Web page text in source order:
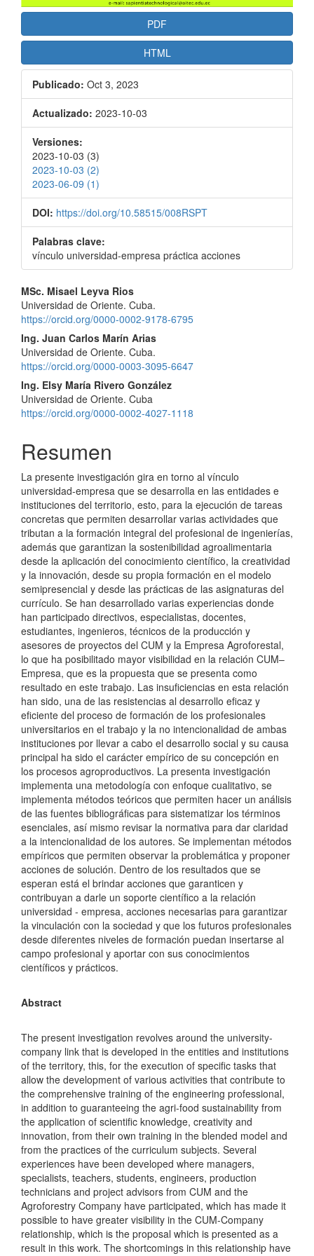
PDF
HTML
Publicado: Oct 3, 2023
Actualizado: 2023-10-03
Versiones:
2023-10-03 (3)
2023-10-03 (2)
2023-06-09 (1)
DOI: https://doi.org/10.58515/008RSPT
Palabras clave:
vínculo universidad-empresa práctica acciones
Contenido
principal
del
artículo
MSc. Misael Leyva Rios
Universidad de Oriente. Cuba.
https://orcid.org/0000-0002-9178-6795
Ing. Juan Carlos Marín Arias
Universidad de Oriente. Cuba.
https://orcid.org/0000-0003-3095-6647
Ing. Elsy María Rivero González
Universidad de Oriente. Cuba
https://orcid.org/0000-0002-4027-1118
Resumen
La presente investigación gira en torno al vínculo
universidad-empresa que se desarrolla en las entidades e
instituciones del territorio, esto, para la ejecución de tareas
concretas que permiten desarrollar varias actividades que
tributan a la formación integral del profesional de ingenierías,
además que garantizan la sostenibilidad agroalimentaria
desde la aplicación del conocimiento científico, la creatividad
y la innovación, desde su propia formación en el modelo
semipresencial y desde las prácticas de las asignaturas del
currículo. Se han desarrollado varias experiencias donde
han participado directivos, especialistas, docentes,
estudiantes, ingenieros, técnicos de la producción y
asesores de proyectos del CUM y la Empresa Agroforestal,
lo que ha posibilitado mayor visibilidad en la relación CUM–
Empresa, que es la propuesta que se presenta como
resultado en este trabajo. Las insuficiencias en esta relación
han sido, una de las resistencias al desarrollo eficaz y
eficiente del proceso de formación de los profesionales
universitarios en el trabajo y la no intencionalidad de ambas
instituciones por llevar a cabo el desarrollo social y su causa
principal ha sido el carácter empírico de su concepción en
los procesos agroproductivos. La presenta investigación
implementa una metodología con enfoque cualitativo, se
implementa métodos teóricos que permiten hacer un análisis
de las fuentes bibliográficas para sistematizar los términos
esenciales, así mismo revisar la normativa para dar claridad
a la intencionalidad de los autores. Se implementan métodos
empíricos que permiten observar la problemática y proponer
acciones de solución. Dentro de los resultados que se
esperan está el brindar acciones que garanticen y
contribuyan a darle un soporte científico a la relación
universidad - empresa, acciones necesarias para garantizar
la vinculación con la sociedad y que los futuros profesionales
desde diferentes niveles de formación puedan insertarse al
campo profesional y aportar con sus conocimientos
científicos y prácticos.
Abstract
The present investigation revolves around the university-
company link that is developed in the entities and institutions
of the territory, this, for the execution of specific tasks that
allow the development of various activities that contribute to
the comprehensive training of the engineering professional,
in addition to guaranteeing the agri-food sustainability from
the application of scientific knowledge, creativity and
innovation, from their own training in the blended model and
from the practices of the curriculum subjects. Several
experiences have been developed where managers,
specialists, teachers, students, engineers, production
technicians and project advisors from CUM and the
Agroforestry Company have participated, which has made it
possible to have greater visibility in the CUM-Company
relationship, which is the proposal which is presented as a
result in this work. The shortcomings in this relationship have